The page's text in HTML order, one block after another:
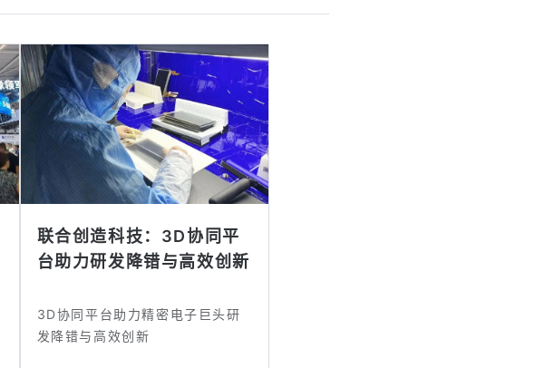
联合创造科技：3D协同平
台助力研发降错与高效创新
3D协同平台助力精密电子巨头研
发降错与高效创新